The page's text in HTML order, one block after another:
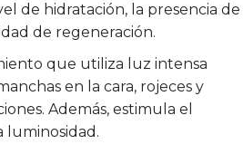
de hidratación, la presencia de
de regeneración.
que utiliza luz intensa
en la cara, rojeces y
Además, estimula el
luminosidad.